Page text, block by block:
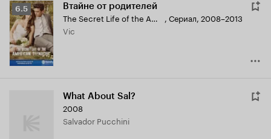
Рейтинг
Кинопоиска
6.5
6.5 Втайне от родителей
The Secret Life of the American Teenager , Сериал, 2008–2013
Vic
What About Sal?
2008
Salvador Pucchini